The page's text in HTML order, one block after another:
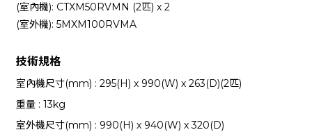
(室內機): CTXM50RVMN (2匹) x 2
(室外機): 5MXM100RVMA
技術規格
室內機尺寸(mm) : 295(H) x 990(W) x 263(D)(2匹)
重量 : 13kg
室外機尺寸(mm) : 990(H) x 940(W) x 320(D)